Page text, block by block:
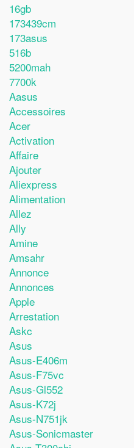
16gb
173439cm
173asus
516b
5200mah
7700k
Aasus
Accessoires
Acer
Activation
Affaire
Ajouter
Aliexpress
Alimentation
Allez
Ally
Amine
Amsahr
Annonce
Annonces
Apple
Arrestation
Askc
Asus
Asus-E406m
Asus-F75vc
Asus-Gl552
Asus-K72j
Asus-N751jk
Asus-Sonicmaster